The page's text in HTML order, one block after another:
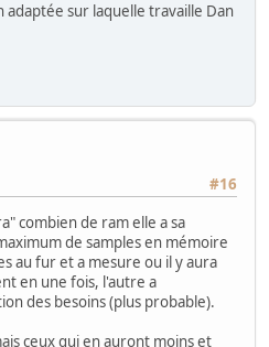
adaptée sur laquelle travaille Dan
#16
combien de ram elle a sa
de samples en mémoire
au fur et a mesure ou il y aura
en une fois, l'autre a
des besoins (plus probable).
ceux qui en auront moins et